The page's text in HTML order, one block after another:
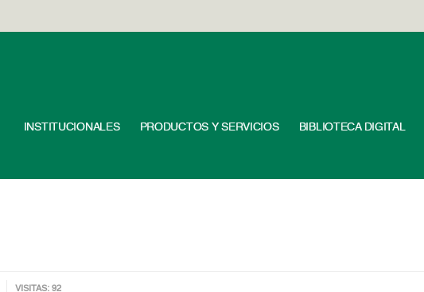
INSTITUCIONALES PRODUCTOS Y SERVICIOS BIBLIOTECA DIGITAL
VISITAS: 92